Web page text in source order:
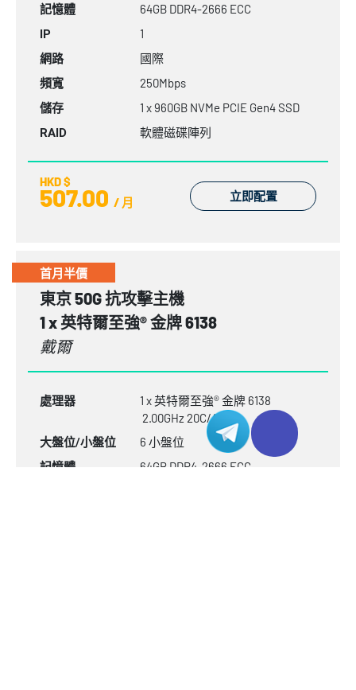
記憶體
64GB DDR4-2666 ECC
IP
1
網路
國際
頻寬
250Mbps
儲存
1 x 960GB NVMe PCIE Gen4 SSD
RAID
軟體磁碟陣列
HKD $
507.00 / 月 立即配置
東京 50G 抗攻擊主機
1 x 英特爾至強® 金牌 6138
戴爾
處理器
1 x 英特爾至強® 金牌 6138
2.00GHz 20C/40T
大盤位/小盤位
6 小盤位
記憶體
64GB DDR4-2666 ECC
首月半價